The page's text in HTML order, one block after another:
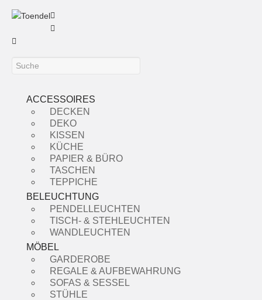
ACCESSOIRES
DECKEN
DEKO
KISSEN
KÜCHE
PAPIER & BÜRO
TASCHEN
TEPPICHE
BELEUCHTUNG
PENDELLEUCHTEN
TISCH- & STEHLEUCHTEN
WANDLEUCHTEN
MÖBEL
GARDEROBE
REGALE & AUFBEWAHRUNG
SOFAS & SESSEL
STÜHLE